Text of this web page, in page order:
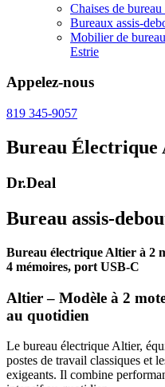
Chaises de
Bureaux assis-
Mobilier de
Estrie
Appelez-nous
819 345-9057
Bureau Électrique
Dr.Deal
Bureau assis-
Bureau électrique Altier à 2
4 mémoires, port USB-C
Altier – Modèle à 2
au quotidien
Le bureau électrique Altier,
postes de travail classiques et
exigeants. Il combine